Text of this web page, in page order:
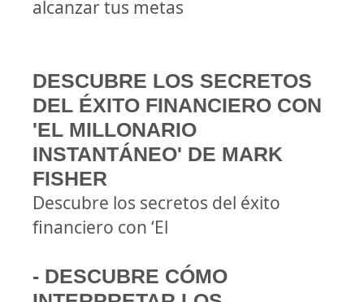
alcanzar tus metas
DESCUBRE LOS SECRETOS
DEL ÉXITO FINANCIERO CON
'EL MILLONARIO
INSTANTÁNEO' DE MARK
FISHER
Descubre los secretos del éxito
financiero con ‘El
- DESCUBRE CÓMO